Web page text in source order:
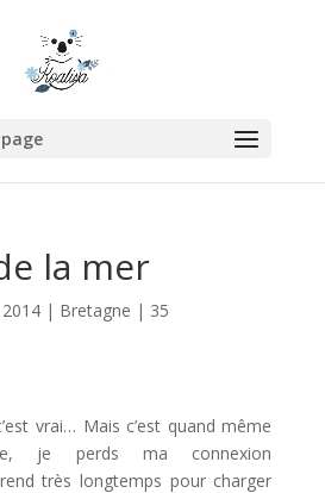
la mer
2014| Bretagne | 35
vrai… Mais c’est quand même
je perds ma connexion
très longtemps pour charger